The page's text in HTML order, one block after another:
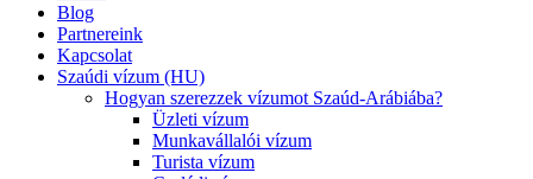
Blog
Partnereink
Kapcsolat
Szaúdi vízum (HU)
Hogyan szerezzek vízumot Szaúd-Arábiába?
Üzleti vízum
Munkavállalói vízum
Turista vízum